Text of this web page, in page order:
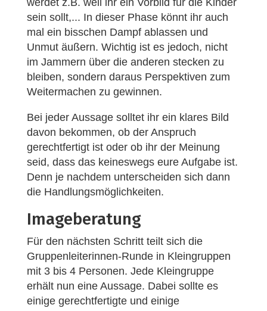
werdet z.B. weil ihr ein Vorbild für die Kinder
sein sollt,... In dieser Phase könnt ihr auch
mal ein bisschen Dampf ablassen und
Unmut äußern. Wichtig ist es jedoch, nicht
im Jammern über die anderen stecken zu
bleiben, sondern daraus Perspektiven zum
Weitermachen zu gewinnen.
Bei jeder Aussage solltet ihr ein klares Bild
davon bekommen, ob der Anspruch
gerechtfertigt ist oder ob ihr der Meinung
seid, dass das keineswegs eure Aufgabe ist.
Denn je nachdem unterscheiden sich dann
die Handlungsmöglichkeiten.
Imageberatung
Für den nächsten Schritt teilt sich die
Gruppenleiterinnen-Runde in Kleingruppen
mit 3 bis 4 Personen. Jede Kleingruppe
erhält nun eine Aussage. Dabei sollte es
einige gerechtfertigte und einige